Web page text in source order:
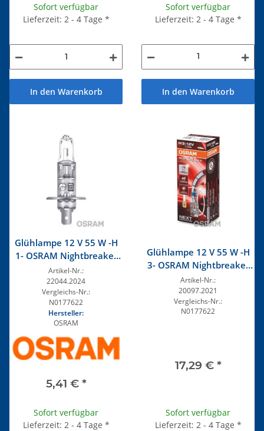
Sofort verfügbar
Lieferzeit: 2 - 4 Tage *
In den Warenkorb
Sofort verfügbar
Lieferzeit: 2 - 4 Tage *
In den Warenkorb
Glühlampe 12 V 55 W -H
1- OSRAM Nightbreaker
plus
Artikel-Nr.:
22044.2024
Vergleichs-Nr.:
N0177622
Hersteller:
OSRAM
5,41 € *
Sofort verfügbar
Lieferzeit: 2 - 4 Tage *
Glühlampe 12 V 55 W -H
3- OSRAM Nightbreaker
Laser
Artikel-Nr.:
20097.2021
Vergleichs-Nr.:
N0177622
17,29 € *
Sofort verfügbar
Lieferzeit: 2 - 4 Tage *